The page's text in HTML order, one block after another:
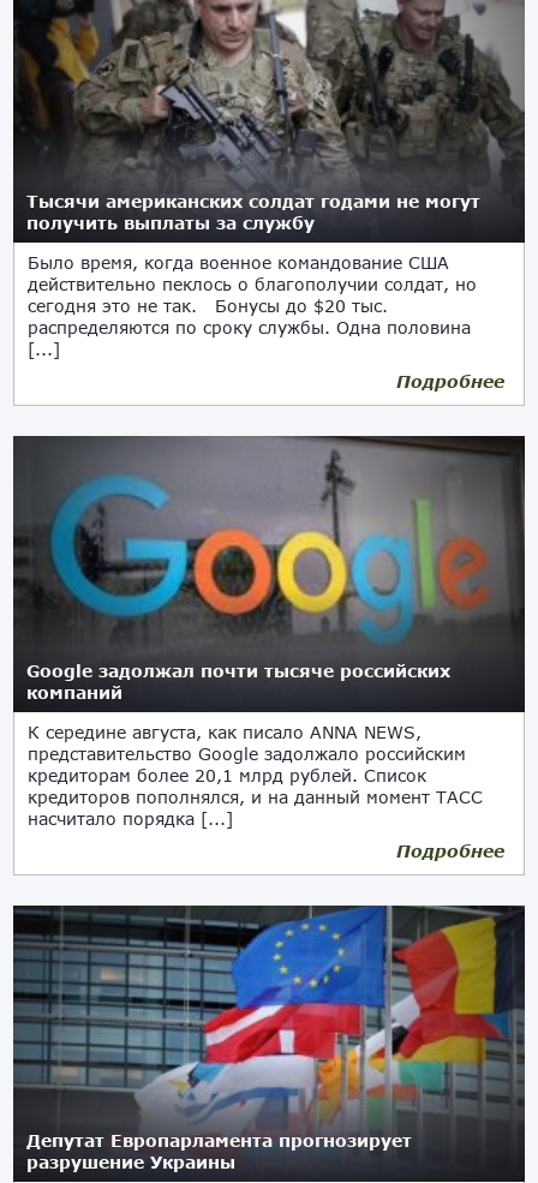
Тысячи американских солдат годами не могут
получить выплаты за службу
Было время, когда военное командование США
действительно пеклось о благополучии солдат, но
сегодня это не так. Бонусы до $20 тыс.
распределяются по сроку службы. Одна половина
[...]
Подробнее
Google задолжал почти тысяче российских
компаний
К середине августа, как писало ANNA NEWS,
представительство Google задолжало российским
кредиторам более 20,1 млрд рублей. Список
кредиторов пополнялся, и на данный момент ТАСС
насчитало порядка [...]
Подробнее
Депутат Европарламента прогнозирует
разрушение Украины